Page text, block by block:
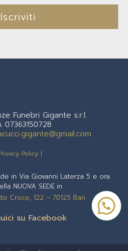
Iscriviti
Funebri Gigante s.r.l.
07363150728
Policy |
in Via Giovanni Laterza 5 e ora
NUOVA SEDE in
Croce, 122 – 70125 Bari
su Facebook
1